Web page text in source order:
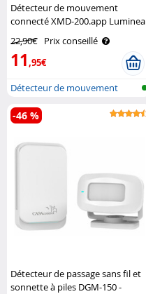
Détecteur de mouvement
connecté XMD-200.app Luminea
22,90€ Prix conseillé
11 ,95€
Détecteur de mouvement
d'intérieur ..
Détecteur de passage sans fil et
sonnette à piles DGM-150 -
-46 %